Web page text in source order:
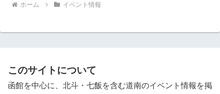
ホーム イベント情報
このサイトについて
函館を中心に、北斗・七飯を含む道南のイベント情報を掲